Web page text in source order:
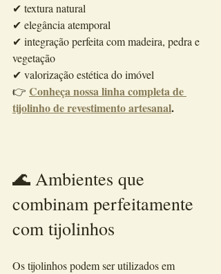
✔ textura natural
✔ elegância atemporal
✔ integração perfeita com madeira, pedra e
vegetação
✔ valorização estética do imóvel
👉 Conheça nossa linha completa de
tijolinho de revestimento artesanal.
🌊 Ambientes que
combinam perfeitamente
com tijolinhos
Os tijolinhos podem ser utilizados em